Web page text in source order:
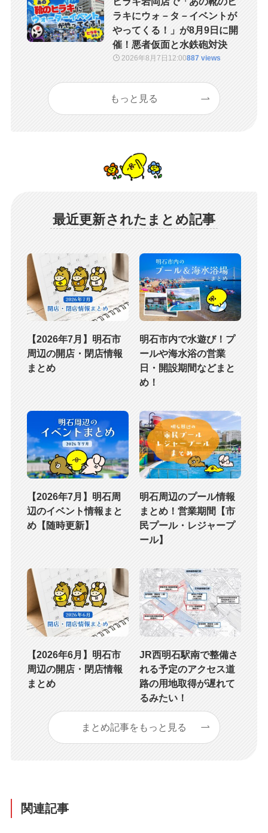
ラキにウォ－タ－イベントが
やってくる！」が8月9日に開
催！悪者仮面と水鉄砲対決
2026年8月7日 12:00887 views
もっと見る
最近更新されたまとめ記事
【2026年7月】明石市
周辺の開店・閉店情報
まとめ
明石市内で水遊び！プ
ールや海水浴の営業
日・開設期間などまと
め！
【2026年7月】明石周
辺のイベント情報まと
め【随時更新】
明石周辺のプール情報
まとめ！営業期間【市
民プール・レジャープ
ール】
【2026年6月】明石市
周辺の開店・閉店情報
まとめ
JR西明石駅南で整備さ
れる予定のアクセス道
路の用地取得が遅れて
るみたい！
まとめ記事をもっと見る
関連記事